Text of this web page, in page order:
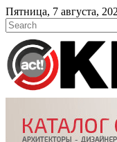
Skip
to
content
Пятница, 7 августа,